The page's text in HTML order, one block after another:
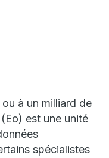
à un milliard de
est une unité
spécialistes